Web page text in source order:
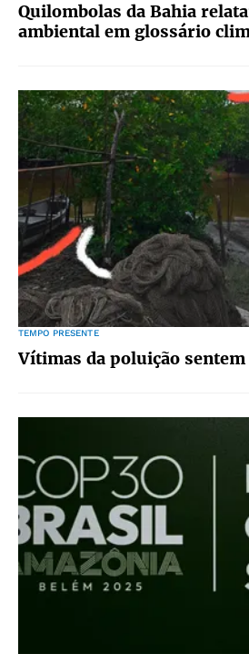
Quilombolas da Bahia
ambiental em glossário
TEMPO PRESENTE
Vítimas da poluição